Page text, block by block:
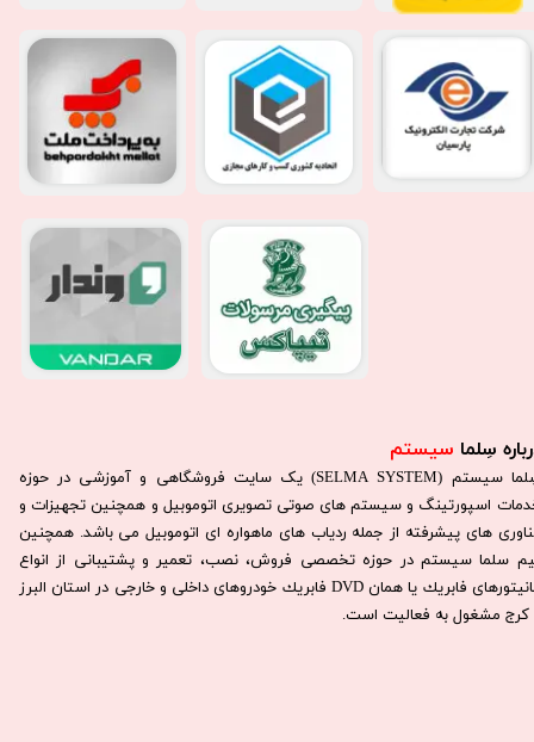
سِلما سیستم​​​​​​​
سِلما سيستم (SELMA SYSTEM) یک سایت فروشگاهی و آموزشی در حوزه
اسپورتینگ و سیستم های صوتی تصویری اتوموبیل و همچنین تجهیزات و
های پیشرفته از جمله ردیاب های ماهواره ای اتوموبیل می باشد. همچنين
سلما سيستم در حوزه تخصصی فروش، نصب، تعمير و پشتيبانی از انواع
مانيتورهای فابريك يا همان DVD فابريك خودروهای داخلی و خارجی در استان البرز
كرج مشغول به فعاليت است.​​​​​​​